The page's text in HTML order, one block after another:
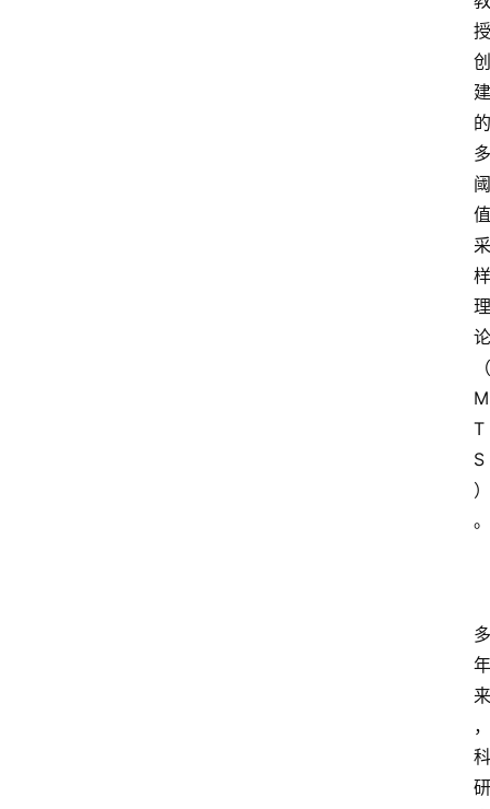
授
创
建
的
多
阈
值
采
样
理
论
（
M
T
S
）
。
多
年
来
，
科
研